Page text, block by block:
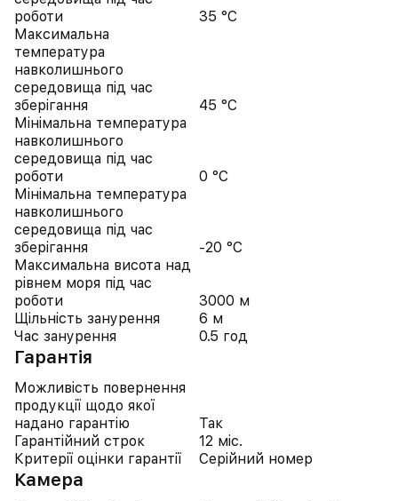
роботи
35 °C
Максимальна
температура
навколишнього
середовища під час
зберігання
45 °C
Мінімальна температура
навколишнього
середовища під час
роботи
0 °C
Мінімальна температура
навколишнього
середовища під час
зберігання
-20 °C
Максимальна висота над
рівнем моря під час
роботи
3000 м
Щільність занурення
6 м
Час занурення
0.5 год
Гарантія
Можливість повернення
продукції щодо якої
надано гарантію
Так
Гарантійний строк
12 міс.
Критерії оцінки гарантії
Серійний номер
Камера